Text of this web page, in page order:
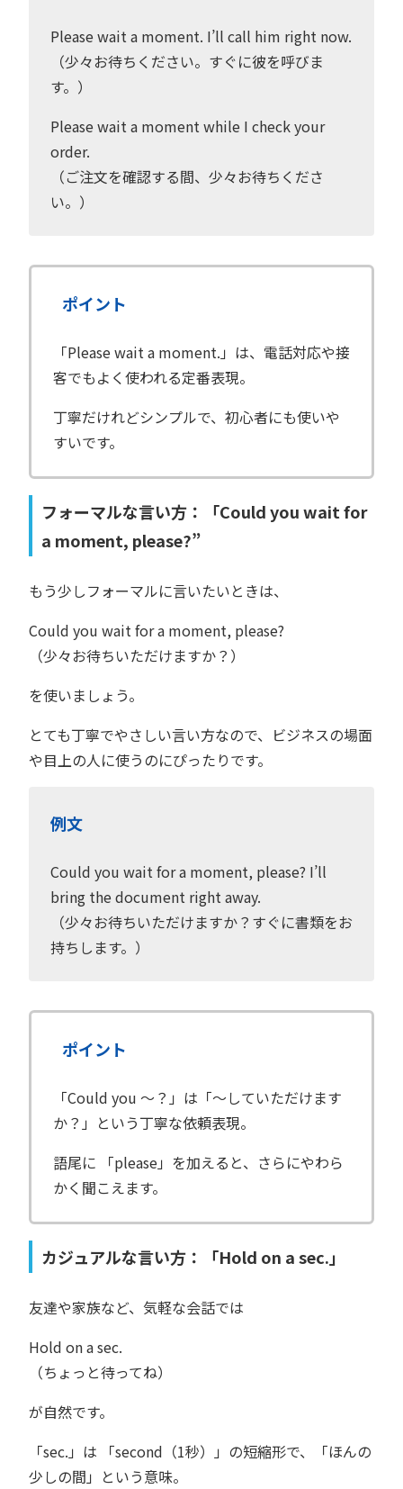
Please wait a moment. I’ll call him right now.
（少々お待ちください。すぐに彼を呼びま
す。）
Please wait a moment while I check your
order.
（ご注文を確認する間、少々お待ちくださ
い。）
ポイント
「Please wait a moment.」は、電話対応や接
客でもよく使われる定番表現。
丁寧だけれどシンプルで、初心者にも使いや
すいです。
フォーマルな言い方：「Could you wait for
a moment, please?”
もう少しフォーマルに言いたいときは、
Could you wait for a moment, please?
（少々お待ちいただけますか？）
を使いましょう。
とても丁寧でやさしい言い方なので、ビジネスの場面
や目上の人に使うのにぴったりです。
例文
Could you wait for a moment, please? I’ll
bring the document right away.
（少々お待ちいただけますか？すぐに書類をお
持ちします。）
ポイント
「Could you 〜？」は「〜していただけます
か？」という丁寧な依頼表現。
語尾に 「please」を加えると、さらにやわら
かく聞こえます。
カジュアルな言い方：「Hold on a sec.」
友達や家族など、気軽な会話では
Hold on a sec.
（ちょっと待ってね）
が自然です。
「sec.」は 「second（1秒）」の短縮形で、「ほんの
少しの間」という意味。